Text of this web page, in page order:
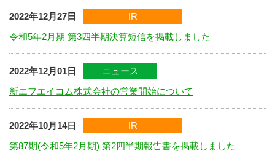
2022年12月27日
IR
令和5年2月期 第3四半期決算短信を掲載しました
2022年12月01日
ニュース
新エフエイコム株式会社の営業開始について
2022年10月14日
IR
第87期(令和5年2月期) 第2四半期報告書を掲載しました